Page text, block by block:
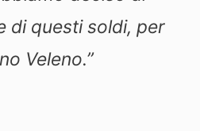
di questi soldi, per
Veleno.”